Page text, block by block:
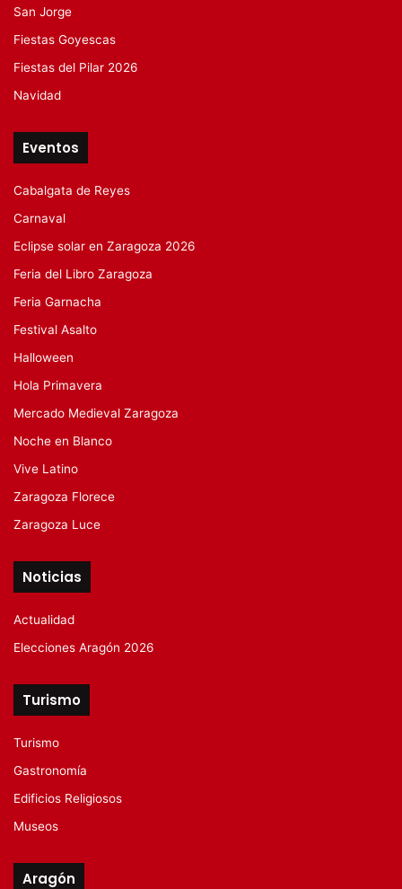
San Jorge
Fiestas Goyescas
Fiestas del Pilar 2026
Navidad
Eventos
Cabalgata de Reyes
Carnaval
Eclipse solar en Zaragoza 2026
Feria del Libro Zaragoza
Feria Garnacha
Festival Asalto
Halloween
Hola Primavera
Mercado Medieval Zaragoza
Noche en Blanco
Vive Latino
Zaragoza Florece
Zaragoza Luce
Noticias
Actualidad
Elecciones Aragón 2026
Turismo
Turismo
Gastronomía
Edificios Religiosos
Museos
Aragón